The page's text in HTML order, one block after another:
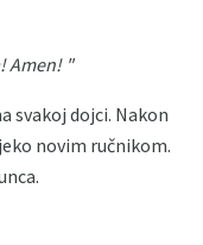
Amen! "
svakoj dojci. Nakon
novim ručnikom.